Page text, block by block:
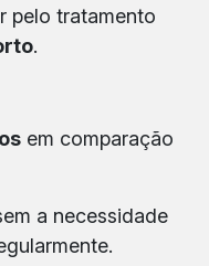
pelo tratamento
.
em comparação
a necessidade